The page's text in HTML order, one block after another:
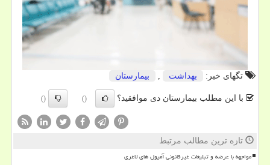
تگهای خبر: بهداشت بیمارستان
با این مطلب بیمارستان دی موافقید؟ ()
()
تازه ترین مطالب مرتبط
مواجهه با عرضه و تبلیغات غیرقانونی آمپول های لاغری